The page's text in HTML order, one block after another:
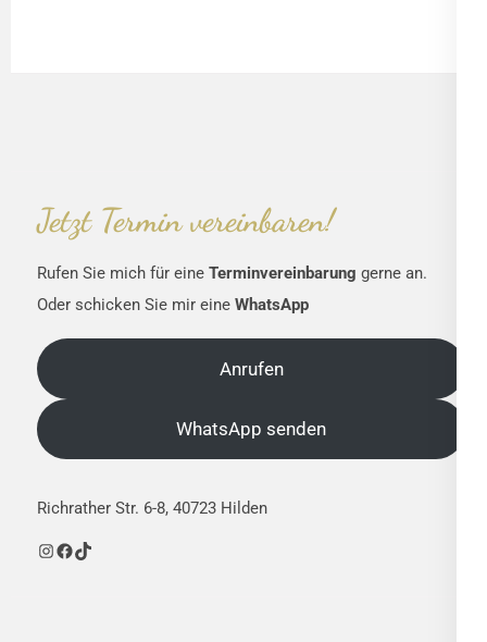
Jetzt Termin vereinbaren!
Rufen Sie mich für eine Terminvereinbarung gerne an.
Oder schicken Sie mir eine WhatsApp
Anrufen
WhatsApp senden
Richrather Str. 6-8, 40723 Hilden
Instagram
Facebook
TikTok